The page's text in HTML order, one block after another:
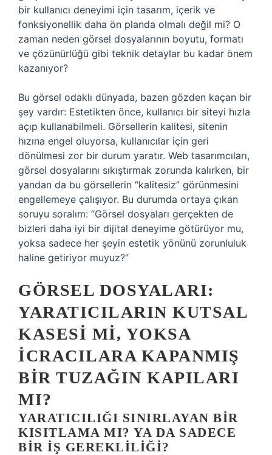
bir kullanıcı deneyimi için tasarım, içerik ve
fonksiyonellik daha ön planda olmalı değil mi? O
zaman neden görsel dosyalarının boyutu, formatı
ve çözünürlüğü gibi teknik detaylar bu kadar önem
kazanıyor?
Bu görsel odaklı dünyada, bazen gözden kaçan bir
şey vardır: Estetikten önce, kullanıcı bir siteyi hızla
açıp kullanabilmeli. Görsellerin kalitesi, sitenin
hızına engel oluyorsa, kullanıcılar için geri
dönülmesi zor bir durum yaratır. Web tasarımcıları,
görsel dosyalarını sıkıştırmak zorunda kalırken, bir
yandan da bu görsellerin “kalitesiz” görünmesini
engellemeye çalışıyor. Bu durumda ortaya çıkan
soruyu soralım: “Görsel dosyaları gerçekten de
bizleri daha iyi bir dijital deneyime götürüyor mu,
yoksa sadece her şeyin estetik yönünü zorunluluk
haline getiriyor muyuz?”
GÖRSEL DOSYALARI:
YARATICILARIN KUTSAL
KASESI MI, YOKSA
İCRACILARA KAPANMIŞ
BIR TUZAĞIN KAPILARI
MI?
YARATICILIĞI SINIRLAYAN BIR
KISITLAMA MI? YA DA SADECE
BIR IŞ GEREKLILIĞI?